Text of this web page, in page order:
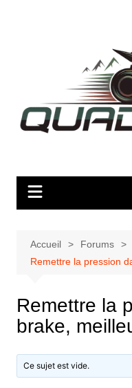
Accueil Forums
Remettre la pression
Remettre la
brake,
Ce sujet est vide.